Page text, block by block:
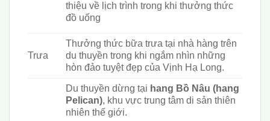
thiệu về lịch trình trong khi thưởng thức
đồ uống
Trưa
Thưởng thức bữa trưa tại nhà hàng trên
du thuyền trong khi ngắm nhìn những
hòn đảo tuyệt đẹp của Vịnh Hạ Long.
Du thuyền dừng tại hang Bồ Nâu (hang
Pelican), khu vực trung tâm di sản thiên
nhiên thế giới.